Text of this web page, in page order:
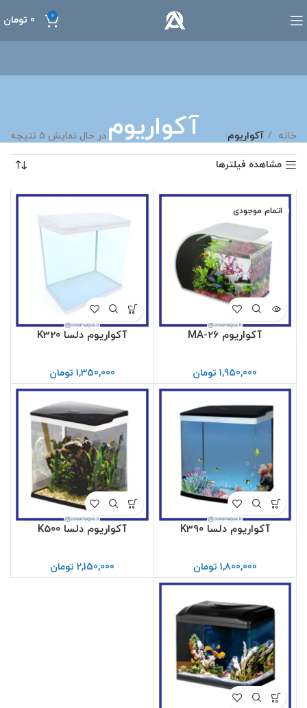
0
0 تومان
آکواریوم خانه آکواریوم در حال نمایش 5 نتیجه
مشاهده فیلترها
اتمام موجودی
آکواریوم MA-26
1,950,000 تومان
آکواریوم دلسا K320
1,350,000 تومان
آکواریوم دلسا K390
1,800,000 تومان
آکواریوم دلسا K500
2,150,000 تومان